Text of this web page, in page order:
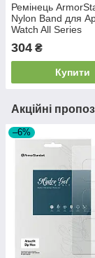
Ремінець
Nylon Band для
Watch All Series
(ARM74220)
304 ₴
Купити
Акційні
–6%